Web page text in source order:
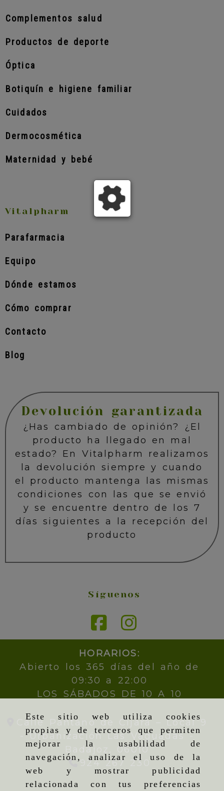
Este sitio web utiliza cookies
propias y de terceros que permiten
mejorar la usabilidad de
navegación, analizar el uso de la
web y mostrar publicidad
relacionada con tus preferencias
Complementos salud
Productos de deporte
Óptica
Botiquín e higiene familiar
Cuidados
Dermocosmética
Maternidad y bebé
Vitalpharm
Parafarmacia
Equipo
Dónde estamos
Cómo comprar
Contacto
Blog
Devolución garantizada
¿Has cambiado de opinión? ¿El
producto ha llegado en mal
estado? En Vitalpharm realizamos
la devolución siempre y cuando
el producto mantenga las mismas
condiciones con las que se envió
y se encuentre dentro de los 7
días siguientes a la recepción del
producto
Síguenos
HORARIOS:
Abierto los 365 días del año de
09:30 a 22:00
LOS SÁBADOS DE 10 A 10
Calle Pantano de Cijara – Local 9
- Urbanización Las Vaguadas -
Badajoz,
06010
924 267 230